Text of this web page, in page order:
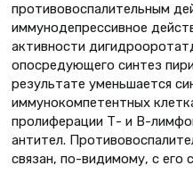
противовоспалительным
иммунодепрессивное
активности
опосредующего синтез
результате уменьшается
иммунокомпетентных
пролиферации Т- и В-
антител.
связан, по-видимому, с его